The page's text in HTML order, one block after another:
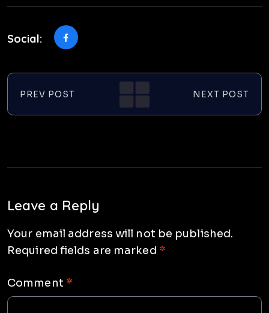
Social:
PREV POST NEXT POST
Leave a Reply
Your email address will not be published.
Required fields are marked *
Comment *